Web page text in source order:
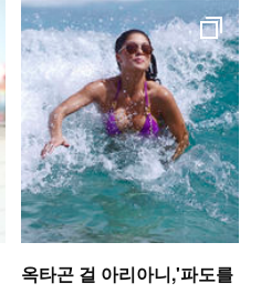
옥타곤 걸 아리아니,'파도를